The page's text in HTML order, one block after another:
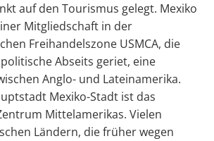
auf den Tourismus gelegt. Mexiko
Mitgliedschaft in der
Freihandelszone USMCA, die
Abseits geriet, eine
Anglo- und Lateinamerika.
Mexiko-Stadt ist das
Mittelamerikas. Vielen
Ländern, die früher wegen